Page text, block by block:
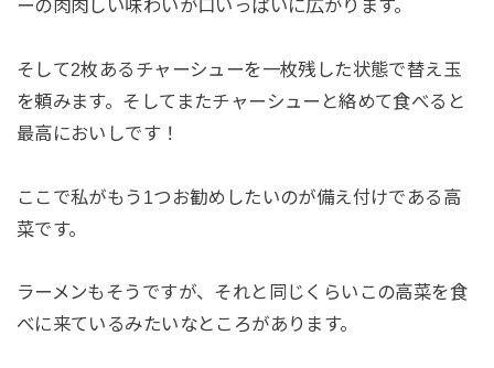
ーの肉肉しい味わいが口いっぱいに広がります。
そして2枚あるチャーシューを一枚残した状態で替え玉
を頼みます。そしてまたチャーシューと絡めて食べると
最高においしです！
ここで私がもう1つお勧めしたいのが備え付けである高
菜です。
ラーメンもそうですが、それと同じくらいこの高菜を食
べに来ているみたいなところがあります。